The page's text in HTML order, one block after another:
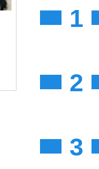
1
2
3